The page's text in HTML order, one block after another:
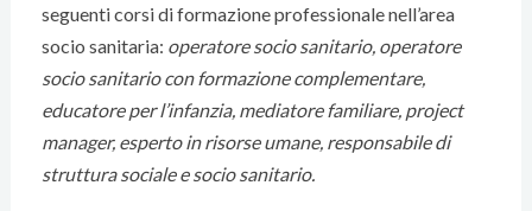
seguenti corsi di formazione professionale nell’area
socio sanitaria: operatore socio sanitario, operatore
socio sanitario con formazione complementare,
educatore per l’infanzia, mediatore familiare, project
manager, esperto in risorse umane, responsabile di
struttura sociale e socio sanitario.